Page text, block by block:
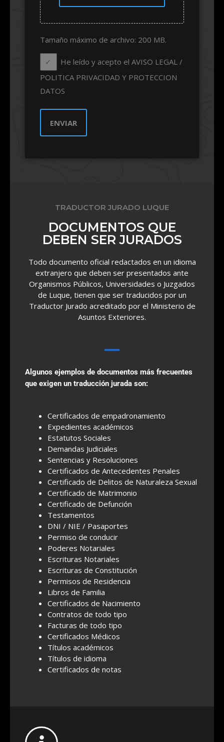
Tamaño máximo de archivo: 200 MB.
He leído y acepto el AVISO LEGAL /
POLITICA PRIVACIDAD Y PROTECCION
DATOS
TRADUCTOR JURADO LUQUE
DOCUMENTOS QUE
DEBEN SER JURADOS
Todo documento oficial redactados en un idioma
extranjero que deben ser presentados ante
Organismos Públicos, Universidades o Juzgados
de Luque, tienen que ser traducidos por un
Traductor Jurado acreditado por el Ministerio de
Asuntos Exteriores.
Algunos ejemplos de documentos más frecuentes
que exigen un traducción jurada son:
Certificados de empadronamiento
Expedientes académicos
Estatutos Sociales
Demandas Judiciales
Sentencias y Resoluciones
Certificados de Antecedentes Penales
Certificado de Delitos de Naturaleza Sexual
Certificado de Matrimonio
Certificado de Defunción
Testamentos
DNI / NIE / Pasaportes
Permiso de conducir
Poderes Notariales
Escrituras Notariales
Escrituras de Constitución
Permisos de Residencia
Libros de Familia
Certificados de Nacimiento
Contratos de todo tipo
Facturas de todo tipo
Certificados Médicos
Títulos académicos
Títulos de idioma
Certificados de notas